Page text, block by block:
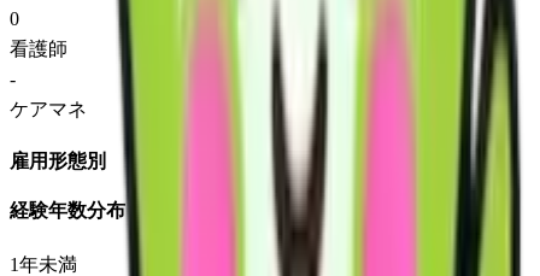
0
看護師
-
ケアマネ
雇用形態別
経験年数分布
1年未満